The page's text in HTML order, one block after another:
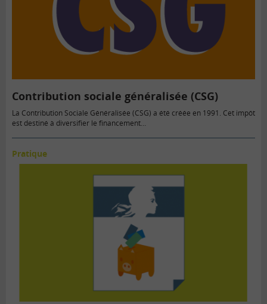
Contribution sociale généralisée (CSG)
La Contribution Sociale Généralisée (CSG) a été créée en 1991. Cet impôt
est destiné à diversifier le financement…
Pratique